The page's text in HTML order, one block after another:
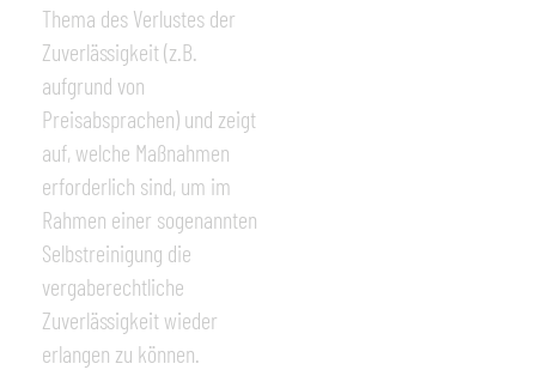
Thema des Verlustes der
Zuverlässigkeit (z.B.
aufgrund von
Preisabsprachen) und zeigt
auf, welche Maßnahmen
erforderlich sind, um im
Rahmen einer sogenannten
Selbstreinigung die
vergaberechtliche
Zuverlässigkeit wieder
erlangen zu können.